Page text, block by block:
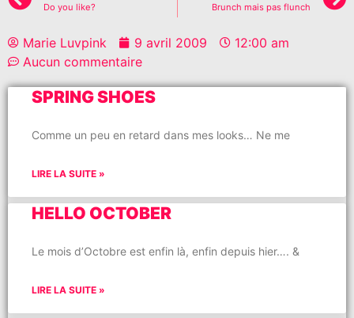
Do you like? Brunch mais pas flunch
Marie Luvpink 9 avril 2009
12:00 am
Aucun commentaire
SPRING SHOES
Comme un peu en retard dans mes looks… Ne me
LIRE LA SUITE »
HELLO OCTOBER
Le mois d’Octobre est enfin là, enfin depuis hier…. &
LIRE LA SUITE »